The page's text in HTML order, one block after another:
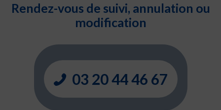
Rendez-vous de suivi, annulation ou
modification
03 20 44 46 67